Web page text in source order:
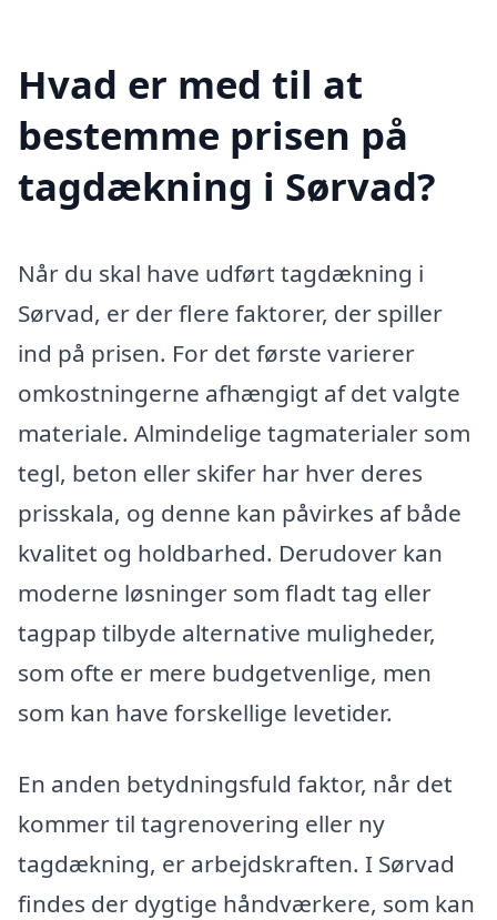
Hvad er med til at
bestemme prisen på
tagdækning i Sørvad?
Når du skal have udført tagdækning i
Sørvad, er der flere faktorer, der spiller
ind på prisen. For det første varierer
omkostningerne afhængigt af det valgte
materiale. Almindelige tagmaterialer som
tegl, beton eller skifer har hver deres
prisskala, og denne kan påvirkes af både
kvalitet og holdbarhed. Derudover kan
moderne løsninger som fladt tag eller
tagpap tilbyde alternative muligheder,
som ofte er mere budgetvenlige, men
som kan have forskellige levetider.
En anden betydningsfuld faktor, når det
kommer til tagrenovering eller ny
tagdækning, er arbejdskraften. I Sørvad
findes der dygtige håndværkere, som kan